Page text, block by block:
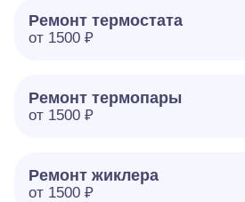
Ремонт термостата
от 1500 ₽
Ремонт термопары
от 1500 ₽
Ремонт жиклера
от 1500 ₽